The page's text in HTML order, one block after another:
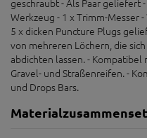
Werkzeug - 1 x Trimm-Messer
5 x dicken Puncture Plugs
von mehreren Löchern, die
abdichten lassen. - Kompatibel
Gravel- und Straßenreifen. -
und Drops Bars.